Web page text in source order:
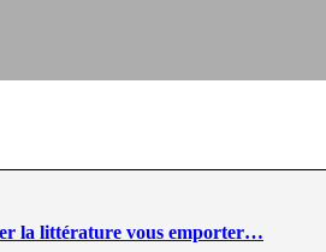
la littérature vous emporter…